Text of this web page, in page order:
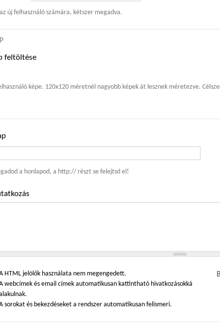
az új felhasználó számára, kétszer megadva.
feltöltése
képe. 120x120 méretnél nagyobb képek át lesznek méretezve.
a honlapod, a http:// részt se felejtsd el!
HTML jelölők használata nem megengedett.
webcímek és email címek automatikusan kattintható hivatkozásokká
sorokat és bekezdéseket a rendszer automatikusan felismeri.